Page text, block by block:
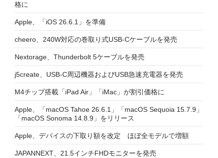
格に
Apple、「iOS 26.6.1」を準備
cheero、240W対応の巻取り式USB-Cケーブルを発売
Nextorage、Thunderbolt 5ケーブルを発売
j5create、USB-C周辺機器およびUSB急速充電器を発売
M4チップ搭載「iPad Air」「iMac」が割引価格に
Apple、「macOS Tahoe 26.6.1」「macOS Sequoia 15.7.9」
「macOS Sonoma 14.8.9」をリリース
Apple、デバイスの下取り額を改定 ほぼ全モデルで増額
JAPANNEXT、21.5インチFHDモニターを発売